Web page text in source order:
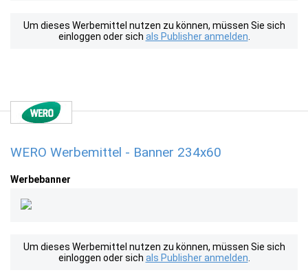
Um dieses Werbemittel nutzen zu können, müssen Sie sich
einloggen oder sich als Publisher anmelden
WERO Werbemittel - Banner 234x60
Werbebanner
Um dieses Werbemittel nutzen zu können, müssen Sie sich
einloggen oder sich als Publisher anmelden